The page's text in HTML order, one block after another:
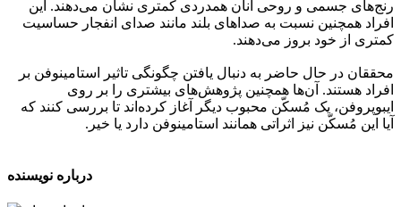
رنج‌های جسمی و روحی آنان همدردی کمتری نشان می‌دهند. این
افراد همچنین نسبت به صداهای بلند مانند صدای انفجار حساسیت
کمتری از خود بروز می‌دهند.
محققان در حال حاضر به دنبال یافتن چگونگی تاثیر استامینوفن بر
افراد هستند. آن‌ها همچنین پژوهش‌های بیشتری را بر روی
ایبوپروفن، یک مُسکّن محبوب دیگر آغاز کرده‌اند تا بررسی کنند که
آیا این مُسکّن نیز اثراتی همانند استامینوفن دارد یا خیر.
درباره نویسنده